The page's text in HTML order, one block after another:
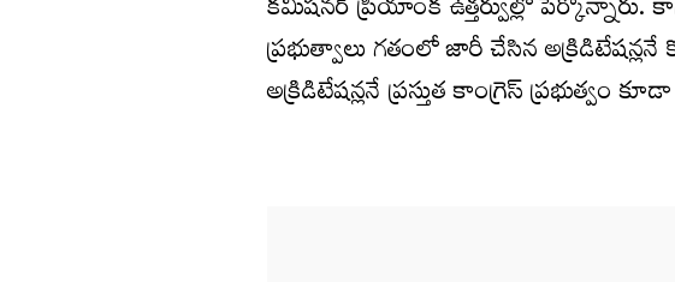
కమిషనర్ ప్రియాంక ఉత్తర్వుల్లో
ప్రభుత్వాలు గతంలో జారీ చేసిన
అక్రిడిటేషన్లనే ప్రస్తుత కాంగ్రెస్ ప్రభుత్వం